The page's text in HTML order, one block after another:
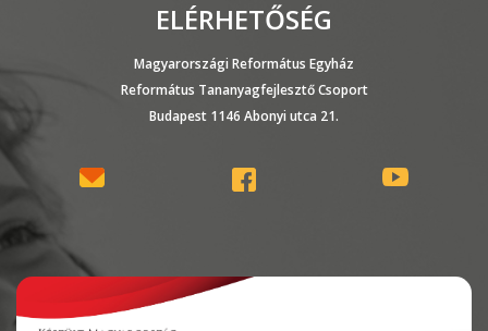
ELÉRHETŐSÉG
Magyarországi Református Egyház
Református Tananyagfejlesztő Csoport
Budapest 1146 Abonyi utca 21.